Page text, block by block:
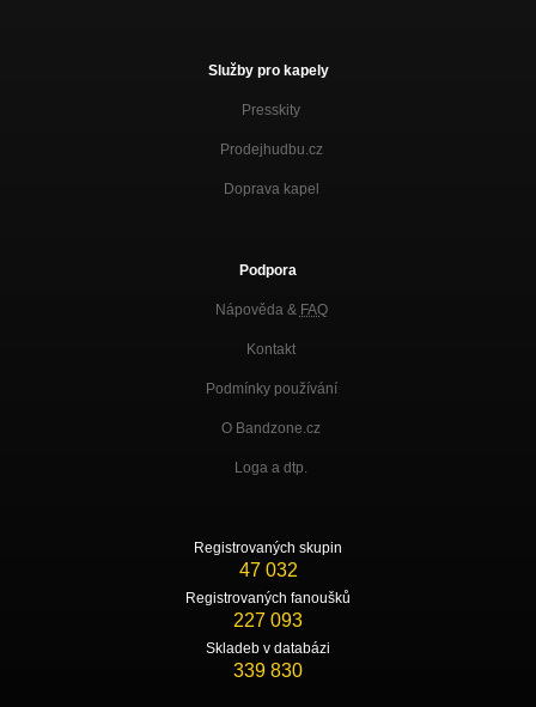
Služby pro kapely
Presskity
Prodejhudbu.cz
Doprava kapel
Podpora
Nápověda & FAQ
Kontakt
Podmínky používání
O Bandzone.cz
Loga a dtp.
Registrovaných skupin
47 032
Registrovaných fanoušků
227 093
Skladeb v databázi
339 830